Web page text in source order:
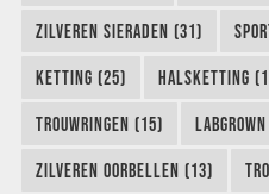
ZILVEREN SIERADEN (31)
KETTING (25) HALSKETTING
TROUWRINGEN (15)
ZILVEREN OORBELLEN (13)